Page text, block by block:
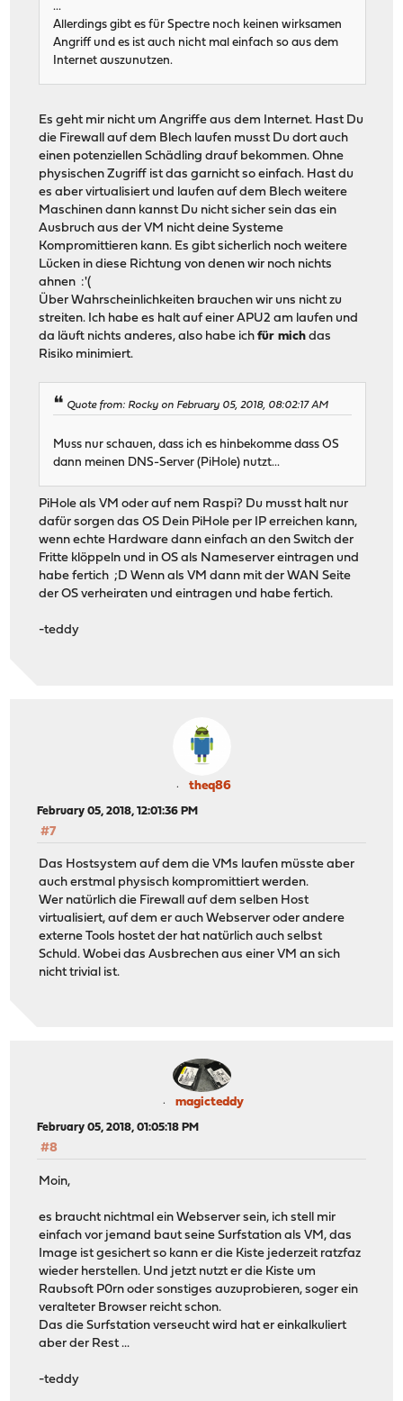
...
Allerdings gibt es für Spectre noch keinen wirksamen
Angriff und es ist auch nicht mal einfach so aus dem
Internet auszunutzen.
Es geht mir nicht um Angriffe aus dem Internet. Hast Du
die Firewall auf dem Blech laufen musst Du dort auch
einen potenziellen Schädling drauf bekommen. Ohne
physischen Zugriff ist das garnicht so einfach. Hast du
es aber virtualisiert und laufen auf dem Blech weitere
Maschinen dann kannst Du nicht sicher sein das ein
Ausbruch aus der VM nicht deine Systeme
Kompromittieren kann. Es gibt sicherlich noch weitere
Lücken in diese Richtung von denen wir noch nichts
ahnen :'(
Über Wahrscheinlichkeiten brauchen wir uns nicht zu
streiten. Ich habe es halt auf einer APU2 am laufen und
da läuft nichts anderes, also habe ichfür mich das
Risiko minimiert.
Quote from: Rocky on February 05, 2018, 08:02:17 AM
Muss nur schauen, dass ich es hinbekomme dass OS
dann meinen DNS-Server (PiHole) nutzt...
PiHole als VM oder auf nem Raspi? Du musst halt nur
dafür sorgen das OS Dein PiHole per IP erreichen kann,
wenn echte Hardware dann einfach an den Switch der
Fritte klöppeln und in OS als Nameserver eintragen und
habe fertich ;D Wenn als VM dann mit der WAN Seite
der OS verheiraten und eintragen und habe fertich.
-teddy
theq86
February 05, 2018, 12:01:36 PM
#7
Das Hostsystem auf dem die VMs laufen müsste aber
auch erstmal physisch kompromittiert werden.
Wer natürlich die Firewall auf dem selben Host
virtualisiert, auf dem er auch Webserver oder andere
externe Tools hostet der hat natürlich auch selbst
Schuld. Wobei das Ausbrechen aus einer VM an sich
nicht trivial ist.
magicteddy
February 05, 2018, 01:05:18 PM
#8
Moin,
es braucht nichtmal ein Webserver sein, ich stell mir
einfach vor jemand baut seine Surfstation als VM, das
Image ist gesichert so kann er die Kiste jederzeit ratzfaz
wieder herstellen. Und jetzt nutzt er die Kiste um
Raubsoft P0rn oder sonstiges auzuprobieren, soger ein
veralteter Browser reicht schon.
Das die Surfstation verseucht wird hat er einkalkuliert
aber der Rest ...
-teddy